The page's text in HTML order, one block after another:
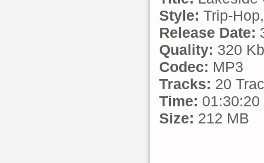
Style: Trip-
Release Date:
Quality: 320
Codec: MP3
Tracks: 20
Time: 01:30:20
Size: 212 MB